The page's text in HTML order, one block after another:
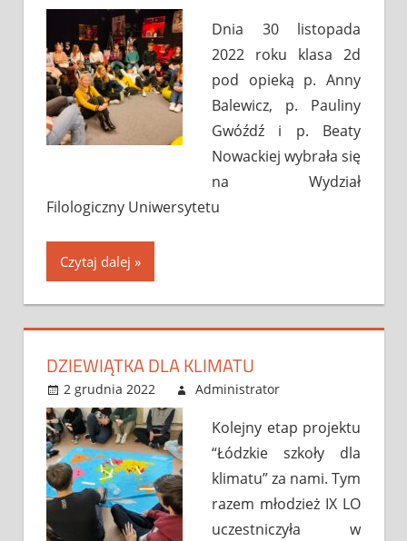
Dnia 30 listopada
2022 roku klasa 2d
pod opieką p. Anny
Balewicz, p. Pauliny
Gwóźdź i p. Beaty
Nowackiej wybrała się
na Wydział
Filologiczny Uniwersytetu
Czytaj dalej
DZIEWIĄTKA DLA KLIMATU
2 grudnia 2022 Administrator
Kolejny etap projektu
“Łódzkie szkoły dla
klimatu” za nami. Tym
razem młodzież IX LO
uczestniczyła w